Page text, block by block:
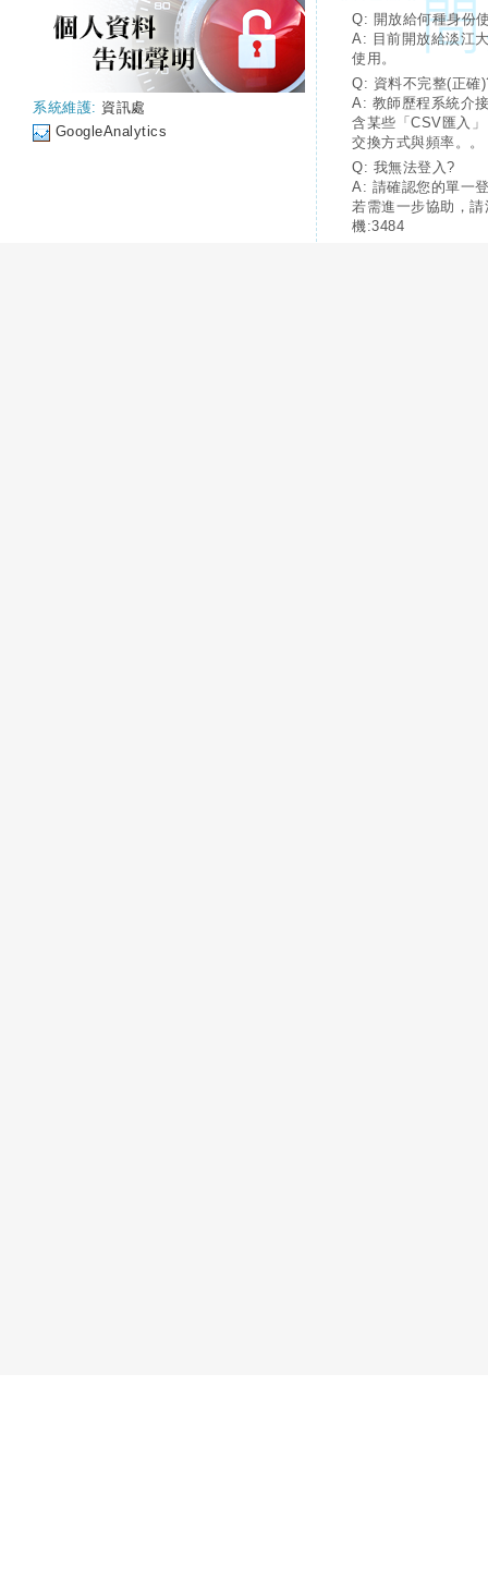
系統維護: 資訊處
GoogleAnalytics
Q: 開放給何種身份
A: 目前開放給淡江
使用。
Q: 資料不完整(正確
A: 教師歷程系統介
含某些「CSV匯入
交換方式與頻率。。
Q: 我無法登入?
A: 請確認您的單一
若需進一步協助，
機:3484